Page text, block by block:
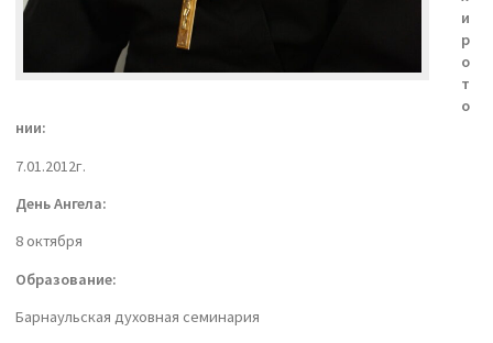
и
р
о
т
о
нии:
7.01.2012г.
День Ангела:
8 октября
Образование:
Барнаульская духовная семинария